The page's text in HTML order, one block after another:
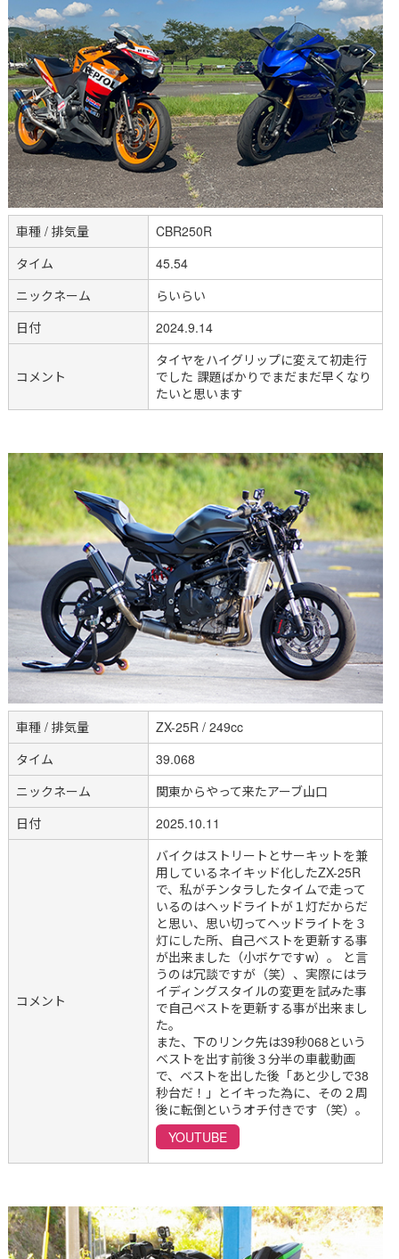
車種 / 排気量
CBR250R
タイム
45.54
ニックネーム
らいらい
日付
2024.9.14
コメント
タイヤをハイグリップに変えて初走行
でした 課題ばかりでまだまだ早くなり
たいと思います
車種 / 排気量
ZX-25R / 249cc
タイム
39.068
ニックネーム
関東からやって来たアーブ山口
日付
2025.10.11
コメント
バイクはストリートとサーキットを兼
用しているネイキッド化したZX-25R
で、私がチンタラしたタイムで走って
いるのはヘッドライトが１灯だからだ
と思い、思い切ってヘッドライトを３
灯にした所、自己ベストを更新する事
が出来ました（小ボケですw）。 と言
うのは冗談ですが（笑）、実際にはラ
イディングスタイルの変更を試みた事
で自己ベストを更新する事が出来まし
た。
また、下のリンク先は39秒068という
ベストを出す前後３分半の車載動画
で、ベストを出した後「あと少しで38
秒台だ！」とイキった為に、その２周
後に転倒というオチ付きです（笑）。
YOUTUBE